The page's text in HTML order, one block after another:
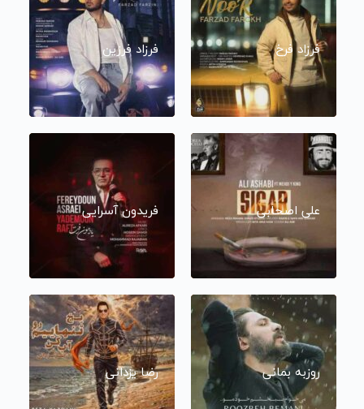
فرزاد فرخ فرزاد فرزین
علی اصحابی فریدون آسرایی
روزبه بمانی رضا یزدانی